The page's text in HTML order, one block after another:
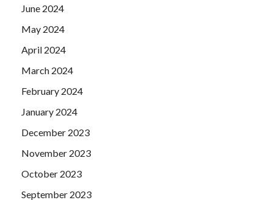
June 2024
May 2024
April 2024
March 2024
February 2024
January 2024
December 2023
November 2023
October 2023
September 2023